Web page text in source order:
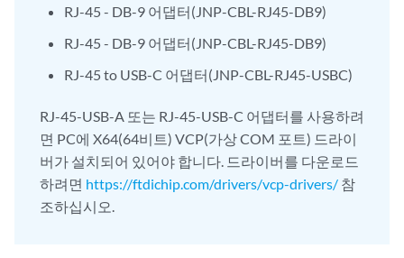
RJ-45 - DB-9 어댑터(JNP-CBL-RJ45-DB9)
RJ-45 - DB-9 어댑터(JNP-CBL-RJ45-DB9)
RJ-45 to USB-C 어댑터(JNP-CBL-RJ45-USBC)
RJ-45-USB-A 또는 RJ-45-USB-C 어댑터를 사용하려
면 PC에 X64(64비트) VCP(가상 COM 포트) 드라이
버가 설치되어 있어야 합니다. 드라이버를 다운로드
하려면 https://ftdichip.com/drivers/vcp-drivers/ 참
조하십시오.